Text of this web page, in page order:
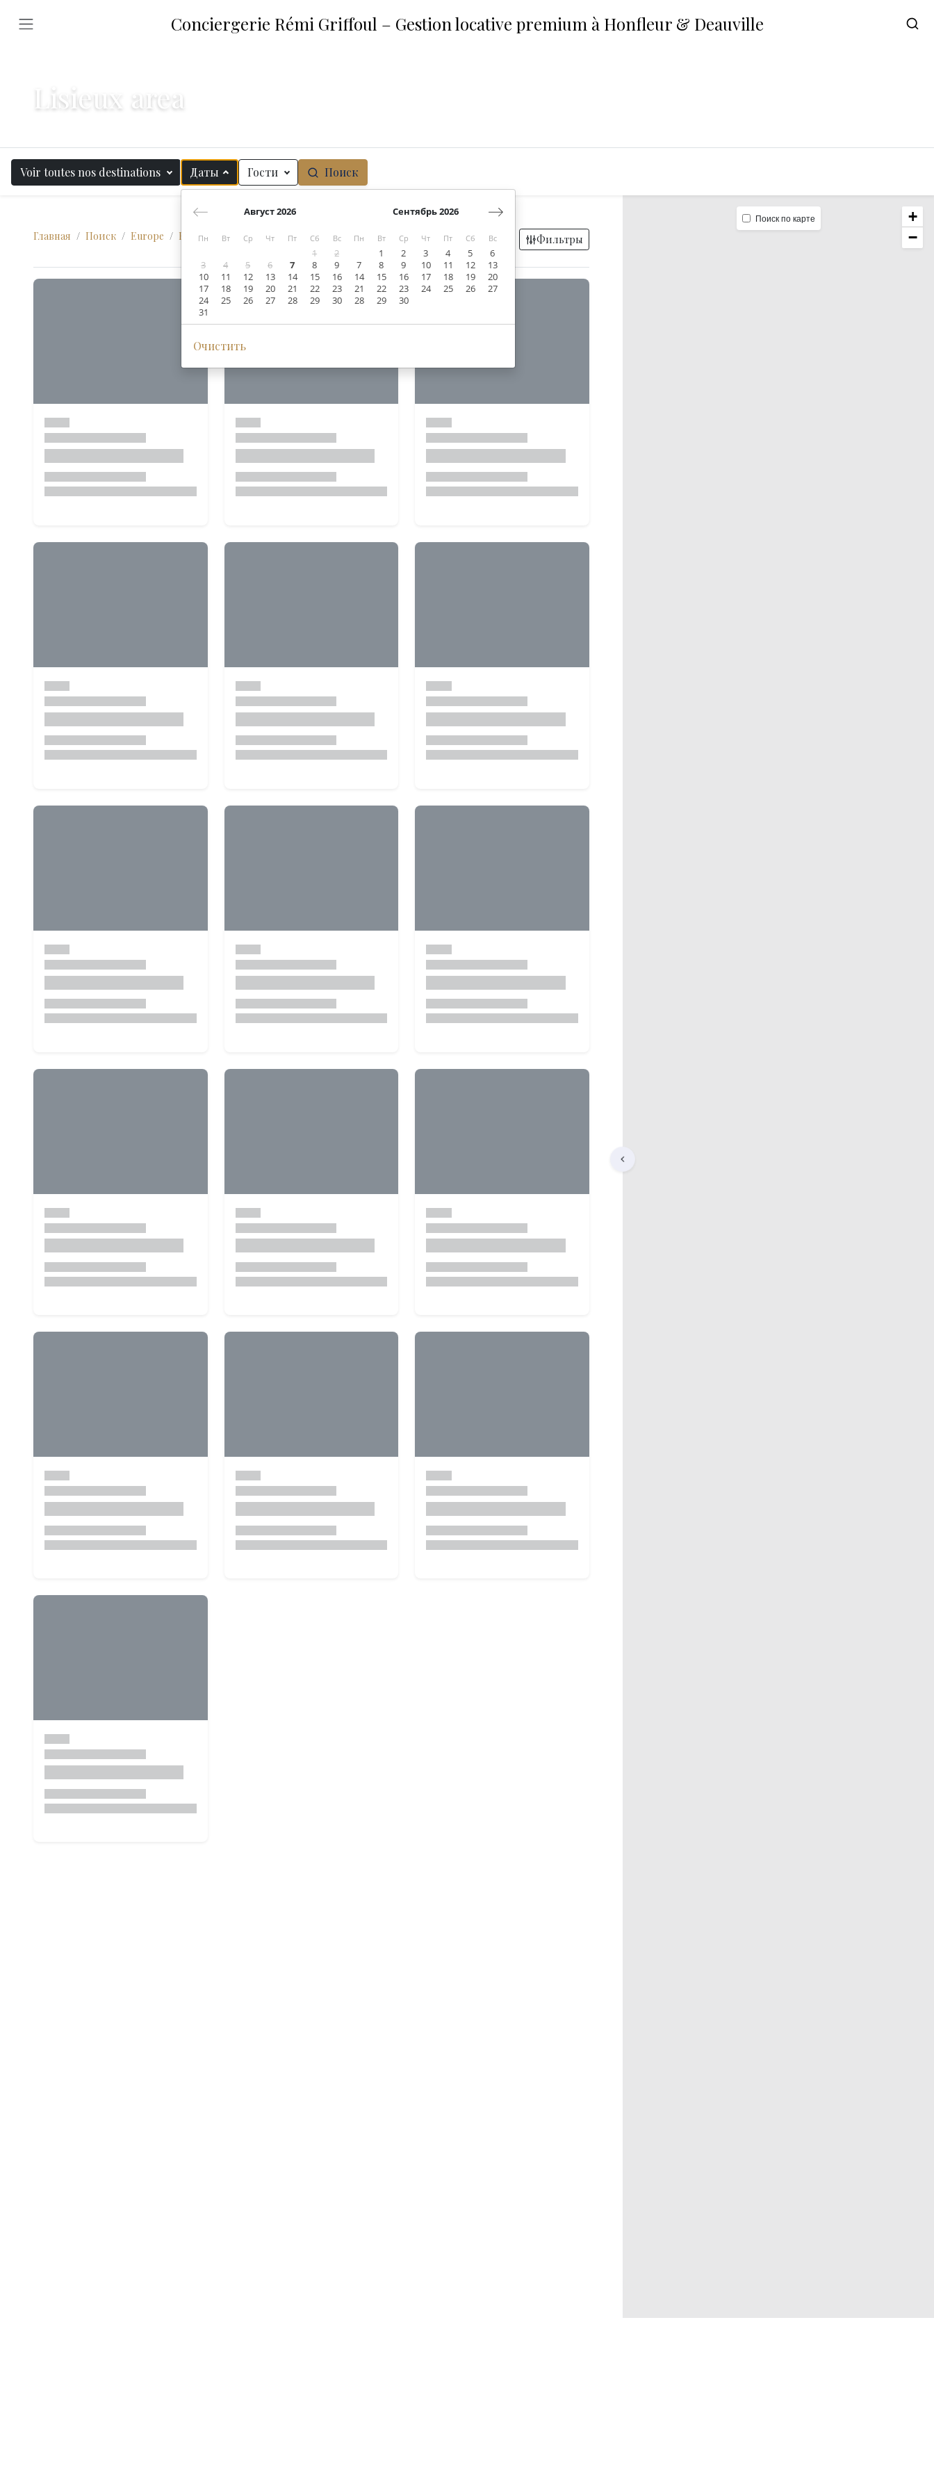
Conciergerie Rémi Griffoul – Gestion locative premium à Honfleur & Deauville
Lisieux area
Voir toutes nos destinations Даты
Август 2026
Пн Вт Ср Чт Пт Сб Вс
1
2
3
4 5 6 7 8
9
10
11 12 13 14 15
16
17
18 19 20 21 22
23
24
25 26 27 28 29
30
31
Сентябрь 2026
Пн Вт Ср Чт Пт Сб Вс
1 2 3 4 5
6
7
8 9 10 11 12
13
14
15 16 17 18 19
20
21
22 23 24 25 26
27
28
29 30
Очистить
Гости Поиск
Главная Поиск Europe France Normandy Calvados Lisieux area Фильтры
+
−
Поиск по карте